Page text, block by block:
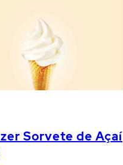
Sorvete de Açaí